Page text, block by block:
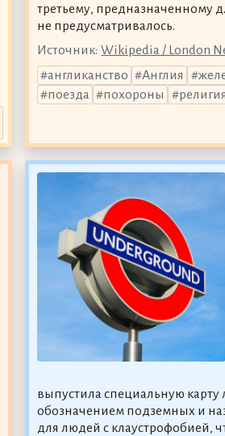
третьему, предназначенному
не предусматривалось.
Источник: Wikipedia / London
англиканство
Англия
поезда
похороны религия
выпустила специальную карту
обозначением подземных и
для людей с клаустрофобией,